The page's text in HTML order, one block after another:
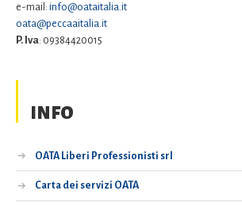
e-mail: info@oataitalia.it
oata@peccaaitalia.it
P. Iva: 09384420015
INFO
OATA Liberi Professionisti srl
Carta dei servizi OATA